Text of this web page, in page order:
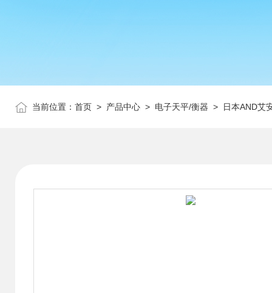
当前位置： 首页 > 产品中心 > 电子天平/衡器 > 日本AND艾